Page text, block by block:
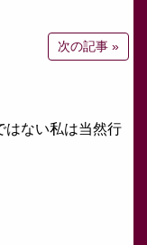
次の記事 »
はない私は当然行